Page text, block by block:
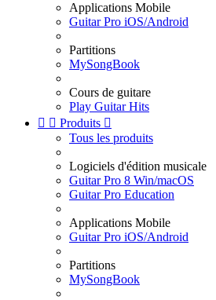
Applications Mobile
Guitar Pro iOS/Android
Partitions
MySongBook
Cours de guitare
Play Guitar Hits
  Produits 
Tous les produits
Logiciels d'édition musicale
Guitar Pro 8 Win/macOS
Guitar Pro Education
Applications Mobile
Guitar Pro iOS/Android
Partitions
MySongBook